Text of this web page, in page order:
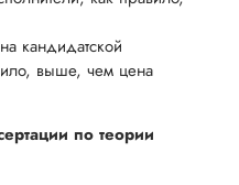
кандидатской
выше, чем цена
по теории